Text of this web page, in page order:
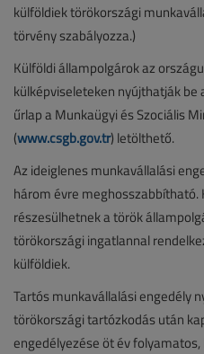
külföldiek törökországi
törvény szabályozza.)
Külföldi állampolgárok az
külképviseleteken nyújthatják be
űrlap a Munkaügyi és Szociális
(www.csgb.gov.tr) letölthető.
Az ideiglenes munkavállalási
három évre meghosszabbítható.
részesülhetnek a török
törökországi ingatlannal
külföldiek.
Tartós munkavállalási engedély
törökországi tartózkodás után
engedélyezése öt év